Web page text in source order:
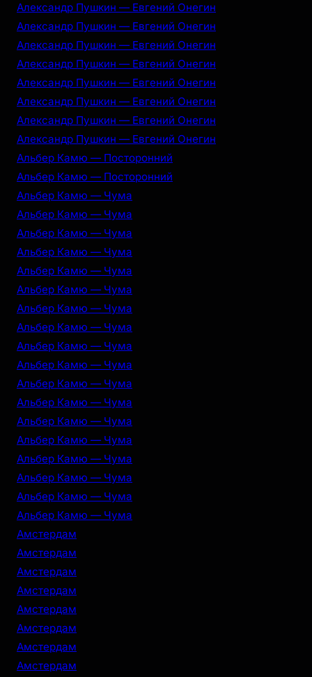
Александр Пушкин — Евгений Онегин
Александр Пушкин — Евгений Онегин
Александр Пушкин — Евгений Онегин
Александр Пушкин — Евгений Онегин
Александр Пушкин — Евгений Онегин
Александр Пушкин — Евгений Онегин
Александр Пушкин — Евгений Онегин
Александр Пушкин — Евгений Онегин
Альбер Камю — Посторонний
Альбер Камю — Посторонний
Альбер Камю — Чума
Альбер Камю — Чума
Альбер Камю — Чума
Альбер Камю — Чума
Альбер Камю — Чума
Альбер Камю — Чума
Альбер Камю — Чума
Альбер Камю — Чума
Альбер Камю — Чума
Альбер Камю — Чума
Альбер Камю — Чума
Альбер Камю — Чума
Альбер Камю — Чума
Альбер Камю — Чума
Альбер Камю — Чума
Альбер Камю — Чума
Альбер Камю — Чума
Альбер Камю — Чума
Амстердам
Амстердам
Амстердам
Амстердам
Амстердам
Амстердам
Амстердам
Амстердам